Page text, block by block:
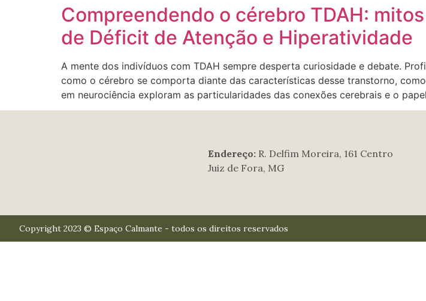
Compreendendo o cérebro TDAH:
de Déficit de Atenção e Hiperatividade
A mente dos indivíduos com TDAH sempre desperta curiosidade e debate.
como o cérebro se comporta diante das características desse transtorno,
em neurociência exploram as particularidades das conexões cerebrais e o
Endereço: R. Delfim Moreira, 161 Centro
Juiz de Fora, MG
Copyright 2023 © Espaço Calmante - todos os direitos reservados